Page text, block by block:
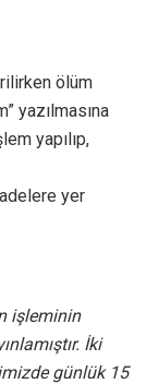
ölüm
yazılmasına
yapılıp,
yer
işleminin
İki
günlük 15